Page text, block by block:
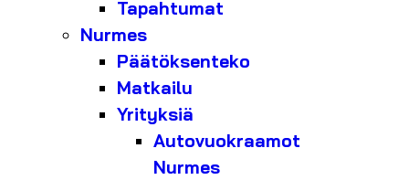
Tapahtumat
Nurmes
Päätöksenteko
Matkailu
Yrityksiä
Autovuokraamot
Nurmes